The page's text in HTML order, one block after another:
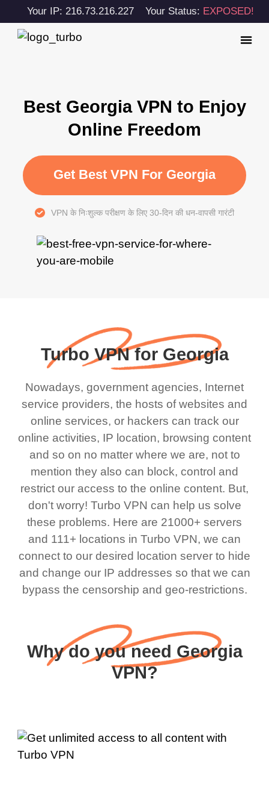
Your IP: 216.73.216.227 Your Status: EXPOSED!
Best Georgia VPN to Enjoy
Online Freedom
Get Best VPN For Georgia
VPN के निःशुल्क परीक्षण के लिए 30-दिन की धन-वापसी गारंटी
Turbo VPN for Georgia
Nowadays, government agencies, Internet
service providers, the hosts of websites and
online services, or hackers can track our
online activities, IP location, browsing content
and so on no matter where we are, not to
mention they also can block, control and
restrict our access to the online content. But,
don't worry! Turbo VPN can help us solve
these problems. Here are 21000+ servers
and 111+ locations in Turbo VPN, we can
connect to our desired location server to hide
and change our IP addresses so that we can
bypass the censorship and geo-restrictions.
Why do you need Georgia
VPN?